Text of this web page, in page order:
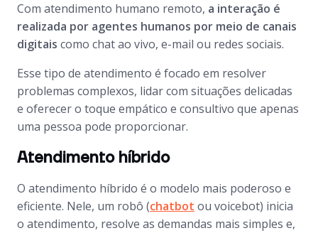
Com atendimento humano remoto, a interação é
realizada por agentes humanos por meio de canais
digitais como chat ao vivo, e-mail ou redes sociais.
Esse tipo de atendimento é focado em resolver
problemas complexos, lidar com situações delicadas
e oferecer o toque empático e consultivo que apenas
uma pessoa pode proporcionar.
Atendimento híbrido
O atendimento híbrido é o modelo mais poderoso e
eficiente. Nele, um robô (chatbot ou voicebot) inicia
o atendimento, resolve as demandas mais simples e,